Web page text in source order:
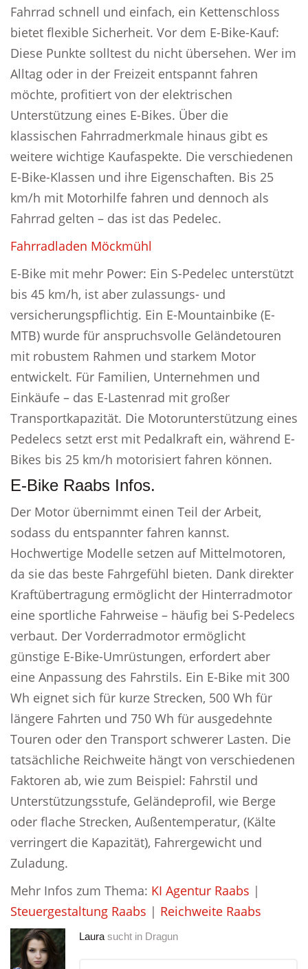
Fahrrad schnell und einfach, ein Kettenschloss
bietet flexible Sicherheit. Vor dem E-Bike-Kauf:
Diese Punkte solltest du nicht übersehen. Wer im
Alltag oder in der Freizeit entspannt fahren
möchte, profitiert von der elektrischen
Unterstützung eines E-Bikes. Über die
klassischen Fahrradmerkmale hinaus gibt es
weitere wichtige Kaufaspekte. Die verschiedenen
E-Bike-Klassen und ihre Eigenschaften. Bis 25
km/h mit Motorhilfe fahren und dennoch als
Fahrrad gelten – das ist das Pedelec.
Fahrradladen Möckmühl
E-Bike mit mehr Power: Ein S-Pedelec unterstützt
bis 45 km/h, ist aber zulassungs- und
versicherungspflichtig. Ein E-Mountainbike (E-
MTB) wurde für anspruchsvolle Geländetouren
mit robustem Rahmen und starkem Motor
entwickelt. Für Familien, Unternehmen und
Einkäufe – das E-Lastenrad mit großer
Transportkapazität. Die Motorunterstützung eines
Pedelecs setzt erst mit Pedalkraft ein, während E-
Bikes bis 25 km/h motorisiert fahren können.
E-Bike Raabs Infos.
Der Motor übernimmt einen Teil der Arbeit,
sodass du entspannter fahren kannst.
Hochwertige Modelle setzen auf Mittelmotoren,
da sie das beste Fahrgefühl bieten. Dank direkter
Kraftübertragung ermöglicht der Hinterradmotor
eine sportliche Fahrweise – häufig bei S-Pedelecs
verbaut. Der Vorderradmotor ermöglicht
günstige E-Bike-Umrüstungen, erfordert aber
eine Anpassung des Fahrstils. Ein E-Bike mit 300
Wh eignet sich für kurze Strecken, 500 Wh für
längere Fahrten und 750 Wh für ausgedehnte
Touren oder den Transport schwerer Lasten. Die
tatsächliche Reichweite hängt von verschiedenen
Faktoren ab, wie zum Beispiel: Fahrstil und
Unterstützungsstufe, Geländeprofil, wie Berge
oder flache Strecken, Außentemperatur, (Kälte
verringert die Kapazität), Fahrergewicht und
Zuladung.
Mehr Infos zum Thema: KI Agentur Raabs |
Steuergestaltung Raabs | Reichweite Raabs
Laura sucht in Dragun